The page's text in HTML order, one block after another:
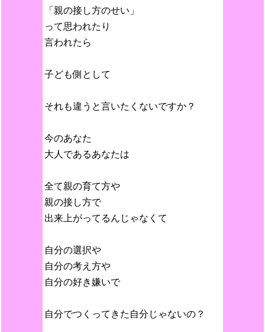
「親の接し方のせい」
って思われたり
言われたら
子ども側として
それも違うと言いたくないですか？
今のあなた
大人であるあなたは
全て親の育て方や
親の接し方で
出来上がってるんじゃなくて
自分の選択や
自分の考え方や
自分の好き嫌いで
自分でつくってきた自分じゃないの？